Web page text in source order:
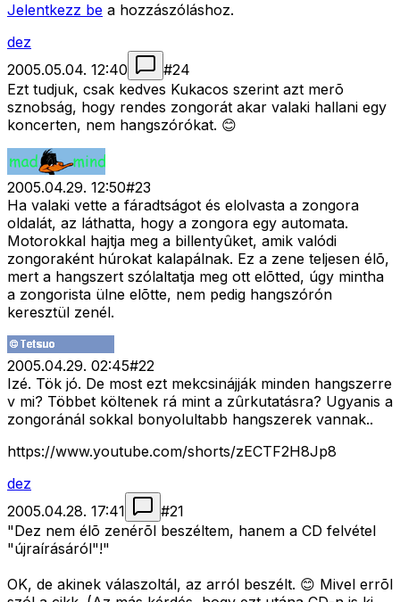
Jelentkezz be a hozzászóláshoz.
dez
2005.05.04. 12:40
#24
Ezt tudjuk, csak kedves Kukacos szerint azt merõ
sznobság, hogy rendes zongorát akar valaki hallani egy
koncerten, nem hangszórókat. 😊
2005.04.29. 12:50#23
Ha valaki vette a fáradtságot és elolvasta a zongora
oldalát, az láthatta, hogy a zongora egy automata.
Motorokkal hajtja meg a billentyûket, amik valódi
zongoraként húrokat kalapálnak. Ez a zene teljesen élõ,
mert a hangszert szólaltatja meg ott elõtted, úgy mintha
a zongorista ülne elõtte, nem pedig hangszórón
keresztül zenél.
2005.04.29. 02:45#22
Izé. Tök jó. De most ezt mekcsinájják minden hangszerre
v mi? Többet költenek rá mint a zûrkutatásra? Ugyanis a
zongoránál sokkal bonyolultabb hangszerek vannak..
https://www.youtube.com/shorts/zECTF2H8Jp8
dez
2005.04.28. 17:41
#21
"Dez nem élõ zenérõl beszéltem, hanem a CD felvétel
"újraírásáról"!"
OK, de akinek válaszoltál, az arról beszélt. 😊 Mivel errõl